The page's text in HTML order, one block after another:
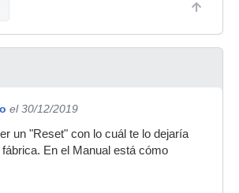
el 30/12/2019
un "Reset" con lo cuál te lo dejaría
En el Manual está cómo